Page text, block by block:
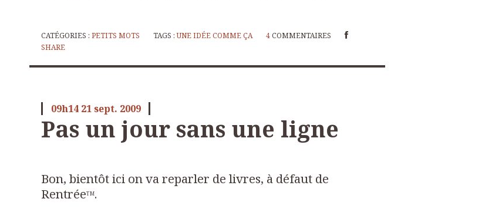
CATÉGORIES :PETITS MOTS TAGS :UNE IDÉE COMME ÇA 4 COMMENTAIRES
SHARE
09h14 21sept. 2009
Pas un jour sans une ligne
Bon, bientôt ici on va reparler de livres, à défaut de
RentréeTM.